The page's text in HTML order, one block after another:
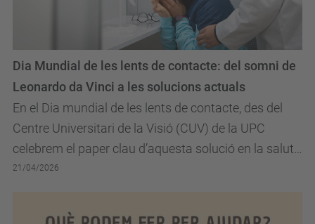
En el Dia mundial de les lents de contacte, des del
Centre Universitari de la Visió (CUV) de la UPC
celebrem el paper clau d’aquesta solució en la salut
visual contemporània. Des dels primers...
Dia Mundial de les lents de contacte: del somni de
Leonardo da Vinci a les solucions actuals
21/04/2026